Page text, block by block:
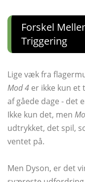
Forskel
Triggering
Lige væk fra
Mod 4 er ikke kun et
af gåede dage - det
Ikke kun det, men
udtrykket, det spil,
ventet på.
Men Dyson, er det